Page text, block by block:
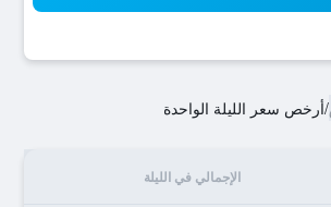
/أرخص سعر الليلة الواحدة
الإجمالي في الليلة